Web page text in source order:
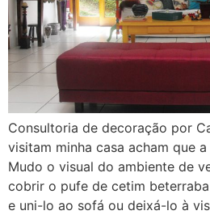
Consultoria de decoração por
visitam minha casa acham que
Mudo o visual do ambiente de
cobrir o pufe de cetim
e uni-lo ao sofá ou deixá-lo à